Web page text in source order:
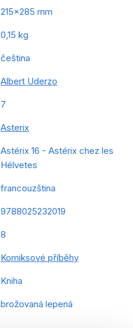
215x285 mm
0,15 kg
čeština
Albert Uderzo
7
Asterix
Astérix 16 - Astérix chez les
Hélvetes
francouzština
9788025232019
8
Komiksové příběhy
Kniha
brožovaná lepená